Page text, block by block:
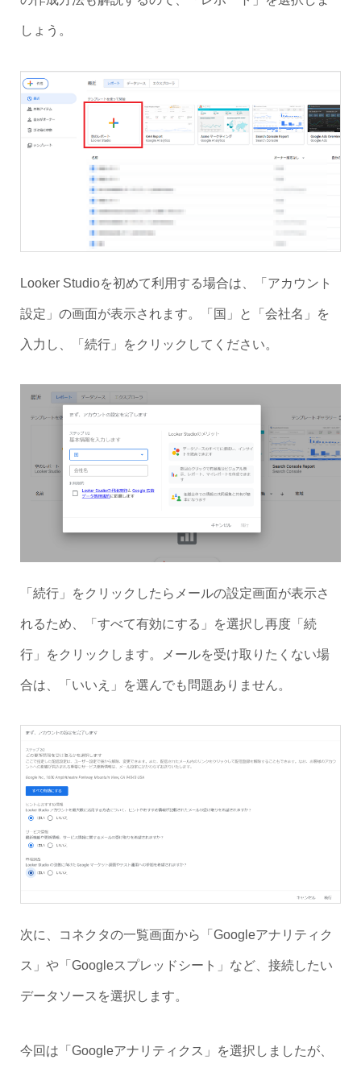
しょう。
Looker Studioを初めて利用する場合は、「アカウント
設定」の画面が表示されます。「国」と「会社名」を
入力し、「続行」をクリックしてください。
「続行」をクリックしたらメールの設定画面が表示さ
れるため、「すべて有効にする」を選択し再度「続
行」をクリックします。メールを受け取りたくない場
合は、「いいえ」を選んでも問題ありません。
次に、コネクタの一覧画面から「Googleアナリティク
ス」や「Googleスプレッドシート」など、接続したい
データソースを選択します。
今回は「Googleアナリティクス」を選択しましたが、